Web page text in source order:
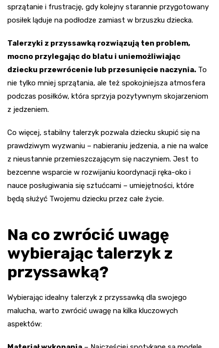
sprzątanie i frustrację, gdy kolejny starannie przygotowany
posiłek ląduje na podłodze zamiast w brzuszku dziecka.
Talerzyki z przyssawką rozwiązują ten problem,
mocno przylegając do blatu i uniemożliwiając
dziecku przewrócenie lub przesunięcie naczynia. To
nie tylko mniej sprzątania, ale też spokojniejsza atmosfera
podczas posiłków, która sprzyja pozytywnym skojarzeniom
z jedzeniem.
Co więcej, stabilny talerzyk pozwala dziecku skupić się na
prawdziwym wyzwaniu – nabieraniu jedzenia, a nie na walce
z nieustannie przemieszczającym się naczyniem. Jest to
bezcenne wsparcie w rozwijaniu koordynacji ręka-oko i
nauce posługiwania się sztućcami – umiejętności, które
będą służyć Twojemu dziecku przez całe życie.
Na co zwrócić uwagę
wybierając talerzyk z
przyssawką?
Wybierając idealny talerzyk z przyssawką dla swojego
malucha, warto zwrócić uwagę na kilka kluczowych
aspektów: